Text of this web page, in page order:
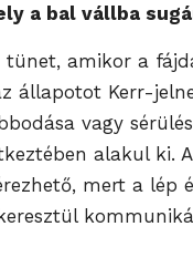
a bal vállba
tünet, amikor a
állapotot Kerr-
vagy
alakul ki.
mert a lép